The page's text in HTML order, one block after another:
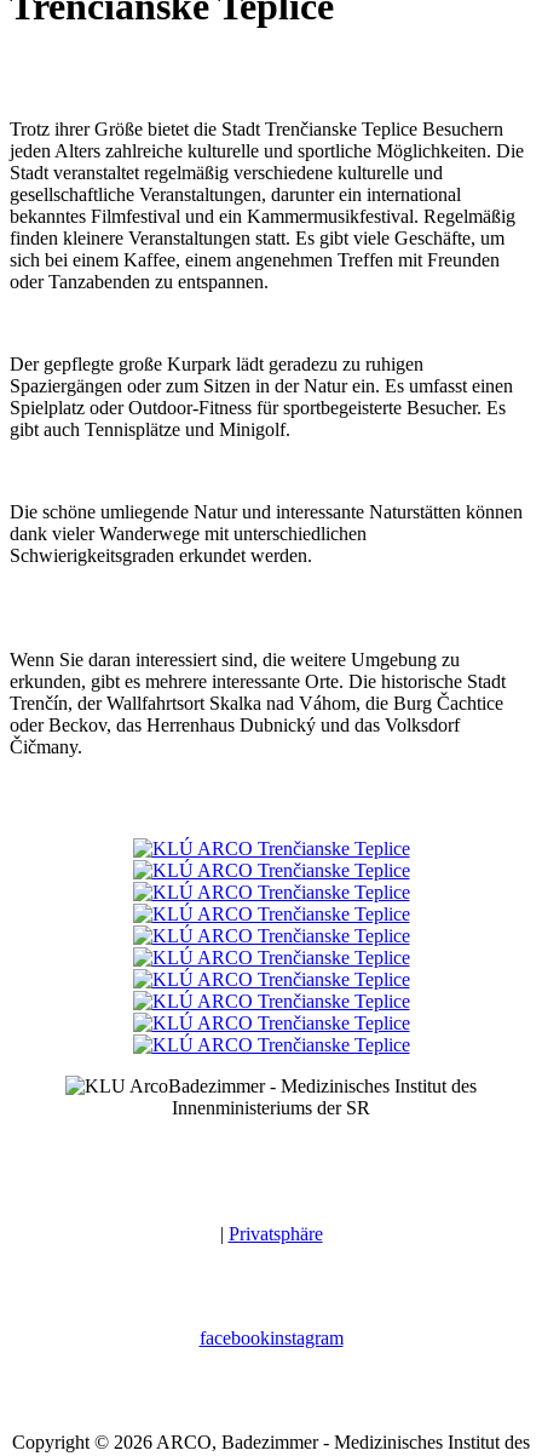
Trotz ihrer Größe bietet die Stadt Trenčianske Teplice Besuchern
jeden Alters zahlreiche kulturelle und sportliche Möglichkeiten. Die
Stadt veranstaltet regelmäßig verschiedene kulturelle und
gesellschaftliche Veranstaltungen, darunter ein international
bekanntes Filmfestival und ein Kammermusikfestival. Regelmäßig
finden kleinere Veranstaltungen statt. Es gibt viele Geschäfte, um
sich bei einem Kaffee, einem angenehmen Treffen mit Freunden
oder Tanzabenden zu entspannen.
Der gepflegte große Kurpark lädt geradezu zu ruhigen
Spaziergängen oder zum Sitzen in der Natur ein. Es umfasst einen
Spielplatz oder Outdoor-Fitness für sportbegeisterte Besucher. Es
gibt auch Tennisplätze und Minigolf.
Die schöne umliegende Natur und interessante Naturstätten können
dank vieler Wanderwege mit unterschiedlichen
Schwierigkeitsgraden erkundet werden.
Wenn Sie daran interessiert sind, die weitere Umgebung zu
erkunden, gibt es mehrere interessante Orte. Die historische Stadt
Trenčín, der Wallfahrtsort Skalka nad Váhom, die Burg Čachtice
oder Beckov, das Herrenhaus Dubnický und das Volksdorf
Čičmany.
Badezimmer - Medizinisches Institut des
Innenministeriums der SR
| Privatsphäre
facebookinstagram
Copyright © 2026 ARCO, Badezimmer - Medizinisches Institut des